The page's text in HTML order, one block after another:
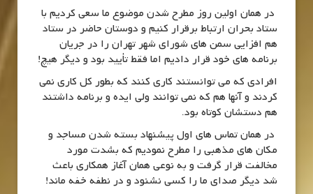
در همان اولین روز مطرح شدن موضوع ما سعی کردیم با
ستاد بحران ارتباط برقرار کنیم و دوستان حاضر در ستاد
هم افزایی سمن های شورای شهر تهران را در جریان
برنامه های خود قرار دادیم اما فقط تأیید بود و دیگر هیچ!
افرادی که می توانستند کاری کنند که بطور کل کاری نمی
کردند و آنها هم که نمی توانند ولی ایده و برنامه داشتند
هم دستشان کوتاه بود.
در همان تماس های اول پیشنهاد بسته شدن مساجد و
مکان های مذهبی را مطرح نمودیم که بشدت مورد
مخالفت قرار گرفت و به نوعی همان آغاز همکاری باعث
شد دیگر صدای ما را کسی نشنود و در نطفه خفه ماند!